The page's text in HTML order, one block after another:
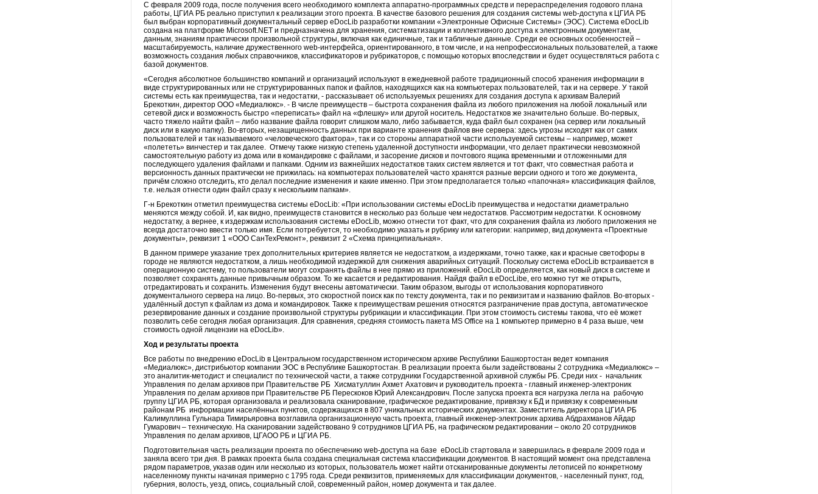
С февраля 2009 года, после получения всего необходимого комплекта аппаратно-программных средств и перераспределения годового плана
работы, ЦГИА РБ реально приступил к реализации этого проекта. В качестве базового решения для создания системы web-доступа к ЦГИА РБ
был выбран корпоративный документальный сервер eDocLib разработки компании «Электронные Офисные Системы» (ЭОС). Система eDocLib
создана на платформе Microsoft.NET и предназначена для хранения, систематизации и коллективного доступа к электронным документам,
данным, знаниям практически произвольной структуры, включая как единичные, так и табличные данные. Среди ее основных особенностей –
масштабируемость, наличие дружественного web-интерфейса, ориентированного, в том числе, и на непрофессиональных пользователей, а также
возможность создания любых справочников, классификаторов и рубрикаторов, с помощью которых впоследствии и будет осуществляться работа с
базой документов.
«Сегодня абсолютное большинство компаний и организаций используют в ежедневной работе традиционный способ хранения информации в
виде структурированных или не структурированных папок и файлов, находящихся как на компьютерах пользователей, так и на сервере. У такой
системы есть как преимущества, так и недостатки, - рассказывает об используемых решениях для создания доступа к архивам Валерий
Брекоткин, директор ООО «Медиалюкс». - В числе преимуществ – быстрота сохранения файла из любого приложения на любой локальный или
сетевой диск и возможность быстро «переписать» файл на «флешку» или другой носитель. Недостатков же значительно больше. Во-первых,
часто тяжело найти файл – либо название файла говорит слишком мало, либо забывается, куда файл был сохранен (на сервер или локальный
диск или в какую папку). Во-вторых, незащищенность данных при варианте хранения файлов вне сервера: здесь угрозы исходят как от самих
пользователей и так называемого «человеческого фактора», так и со стороны аппаратной части используемой системы – например, может
«полететь» винчестер и так далее. Отмечу также низкую степень удаленной доступности информации, что делает практически невозможной
самостоятельную работу из дома или в командировке с файлами, и засорение дисков и почтового ящика временными и отложенными для
последующего удаления файлами и папками. Одним из важнейших недостатков таких систем является и тот факт, что совместная работа и
версионность данных практически не прижилась: на компьютерах пользователей часто хранятся разные версии одного и того же документа,
причём сложно отследить, кто делал последние изменения и какие именно. При этом предполагается только «папочная» классификация файлов,
т.е. нельзя отнести один файл сразу к нескольким папкам».
Г-н Брекоткин отметил преимущества системы eDocLib: «При использовании системы eDocLib преимущества и недостатки диаметрально
меняются между собой. И, как видно, преимуществ становится в несколько раз больше чем недостатков. Рассмотрим недостатки. К основному
недостатку, а вернее, к издержкам использования системы eDocLib, можно отнести тот факт, что для сохранения файла из любого приложения не
всегда достаточно ввести только имя. Если потребуется, то необходимо указать и рубрику или категории: например, вид документа «Проектные
документы», реквизит 1 «ООО СанТехРемонт», реквизит 2 «Схема принципиальная».
В данном примере указание трех дополнительных критериев является не недостатком, а издержками, точно также, как и красные светофоры в
городе не являются недостатком, а лишь необходимой издержкой для снижения аварийных ситуаций. Поскольку система eDocLib встраивается в
операционную систему, то пользователи могут сохранять файлы в нее прямо из приложений. eDocLib определяется, как новый диск в системе и
позволяет сохранять данные привычным образом. То же касается и редактирования. Найдя файл в eDocLibe, его можно тут же открыть,
отредактировать и сохранить. Изменения будут внесены автоматически. Таким образом, выгоды от использования корпоративного
документального сервера на лицо. Во-первых, это скоростной поиск как по тексту документа, так и по реквизитам и названию файлов. Во-вторых -
удалённый доступ к файлам из дома и командировок. Также к преимуществам решения относятся разграничение прав доступа, автоматическое
резервирование данных и создание произвольной структуры рубрикации и классификации. При этом стоимость системы такова, что её может
позволить себе сегодня любая организация. Для сравнения, средняя стоимость пакета MS Office на 1 компьютер примерно в 4 раза выше, чем
стоимость одной лицензии на eDocLib».
Ход и результаты проекта
Все работы по внедрению eDocLib в Центральном государственном историческом архиве Республики Башкортостан ведет компания
«Медиалюкс», дистрибьютор компании ЭОС в Республике Башкортостан. В реализации проекта были задействованы 2 сотрудника «Медиалюкс» –
это аналитик-методист и специалист по технической части, а также сотрудники Государственной архивной службы РБ. Среди них - начальник
Управления по делам архивов при Правительстве РБ Хисматуллин Ахмет Ахатович и руководитель проекта - главный инженер-электроник
Управления по делам архивов при Правительстве РБ Перескоков Юрий Александрович. После запуска проекта вся нагрузка легла на рабочую
группу ЦГИА РБ, которая организовала и реализовала сканирование, графическое редактирование, привязку к БД и привязку к современным
районам РБ информации населённых пунктов, содержащихся в 807 уникальных исторических документах. Заместитель директора ЦГИА РБ
Калимуллина Гульнара Тимирьяровна возглавила организационную часть проекта, главный инженер-электроник архива Абдрахманов Айдар
Гумарович – техническую. На сканировании задействовано 9 сотрудников ЦГИА РБ, на графическом редактировании – около 20 сотрудников
Управления по делам архивов, ЦГАОО РБ и ЦГИА РБ.
Подготовительная часть реализации проекта по обеспечению web-доступа на базе eDocLib стартовала и завершилась в феврале 2009 года и
заняла всего три дня. В рамках проекта была создана специальная система классификации документов. В настоящий момент она представлена
рядом параметров, указав один или несколько из которых, пользователь может найти отсканированные документы летописей по конкретному
населенному пункты начиная примерно с 1795 года. Среди реквизитов, применяемых для классификации документов, - населенный пункт, год,
губерния, волость, уезд, опись, социальный слой, современный район, номер документа и так далее.